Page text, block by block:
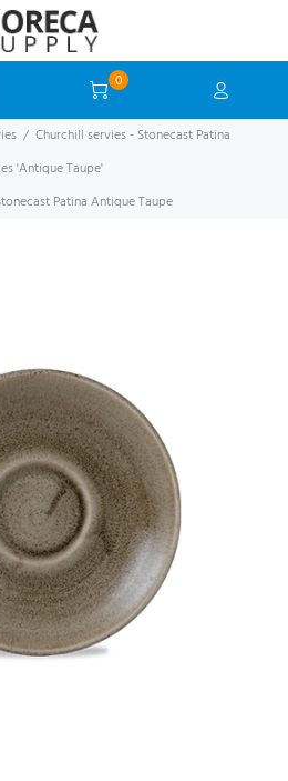
0
Churchill servies - Stonecast Patina
'Antique Taupe'
Patina Antique Taupe